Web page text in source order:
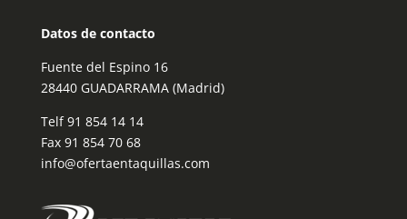
Datos de contacto
Fuente del Espino 16
28440 GUADARRAMA (Madrid)
Telf91 854 14 14
Fax 91 854 70 68
info@ofertaentaquillas.com